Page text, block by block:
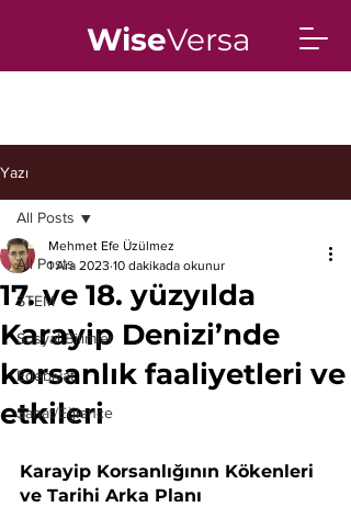
WiseVersa
Yazı
All Posts
STEM
Sosyal Bilimler
Edebiyat
Sanat/Eğlence
All Posts
17. ve 18. yüzyılda
Karayip Denizi’nde
korsanlık faaliyetleri ve
etkileri
Mehmet Efe Üzülmez
1 Ara 2023 10 dakikada okunur
Karayip Korsanlığının Kökenleri
ve Tarihi Arka Planı